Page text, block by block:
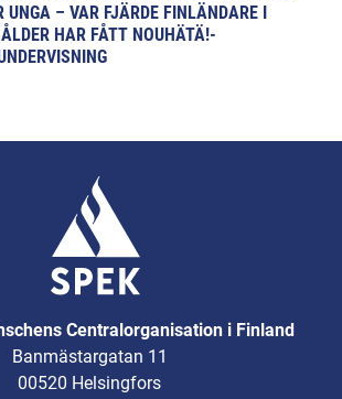
UNGA – VAR FJÄRDE FINLÄNDARE I
HAR FÅTT NOUHÄTÄ!-
Centralorganisation i Finland
Banmästargatan 11
00520 Helsingfors